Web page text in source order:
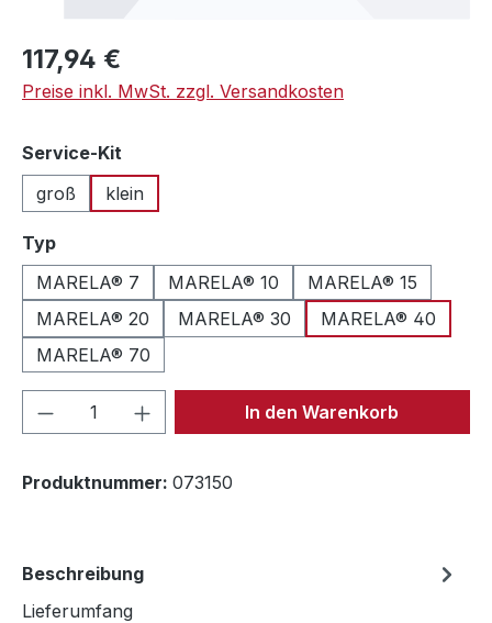
Regulärer Preis:
117,94 €
Preise inkl. MwSt. zzgl. Versandkosten
Service-Kit
groß
klein
Typauswählen
MARELA® 7
MARELA® 10
MARELA® 15
MARELA® 20
MARELA® 30
MARELA® 40
MARELA® 70
Produkt Anzahl: Gib denIn den Warenkorb
Produktnummer: 073150
Beschreibung
Lieferumfang